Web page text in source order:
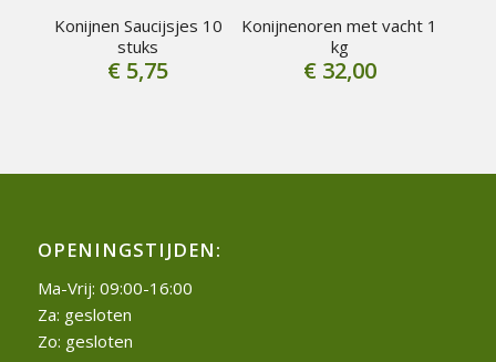
Konijnen Saucijsjes 10
stuks
€ 5,75
Konijnenoren met vacht 1
kg
€32,00
OPENINGSTIJDEN:
Ma-Vrij: 09:00-16:00
Za: gesloten
Zo: gesloten